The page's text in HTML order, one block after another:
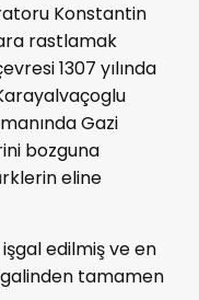
Konstantin
rastlamak
1307 yılında
Gazi
bozguna
eline
işgal edilmiş ve en
tamamen